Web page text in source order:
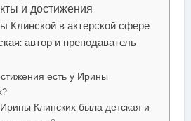
и достижения
Клинской в актерской сфере
автор и преподаватель
есть у Ирины
Клинских была детская и